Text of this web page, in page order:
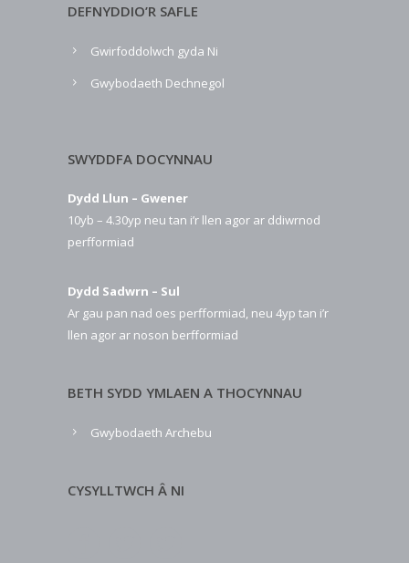
DEFNYDDIO’R SAFLE
Gwirfoddolwch gyda Ni
Gwybodaeth Dechnegol
SWYDDFA DOCYNNAU
Dydd Llun – Gwener
10yb – 4.30yp neu tan i’r llen agor ar ddiwrnod
perfformiad
Dydd Sadwrn – Sul
Ar gau pan nad oes perfformiad, neu 4yp tan i’r
llen agor ar noson berfformiad
BETH SYDD YMLAEN A THOCYNNAU
Gwybodaeth Archebu
CYSYLLTWCH Â NI